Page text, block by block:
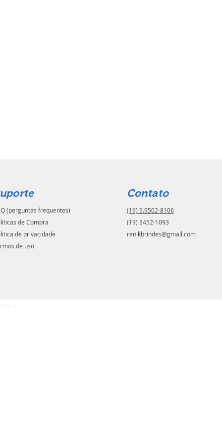
(perguntas frequentes)
de Compra
de privacidade
de uso
Contato
(19) 9.9502-8106
(19) 3452-1093
renikbrindes@gmail.com